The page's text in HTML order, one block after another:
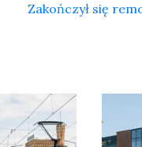
Zakończył się